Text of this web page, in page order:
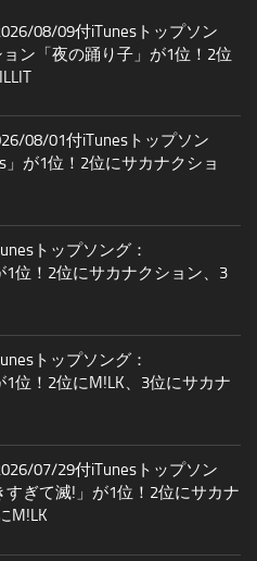
08/09付iTunesトップソン
ン「夜の踊り子」が1位！2位
08/01付iTunesトップソン
」が1位！2位にサカナクショ
トップソング：
1位！2位にサカナクション、3
トップソング：
1位！2位にM!LK、3位にサカナ
07/29付iTunesトップソン
すぎて滅!」が1位！2位にサカナ
M!LK